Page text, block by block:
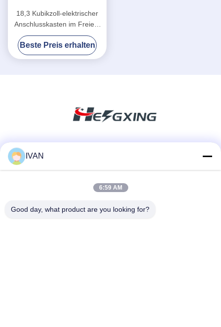
18,3 Kubikzoll-elektrischer
Anschlusskasten im Freien,
wasserdichte Schalter-
Kasten-einzelne Gruppe
Beste Preis erhalten
IVAN
6:59 AM
Good day, what product are you looking for?